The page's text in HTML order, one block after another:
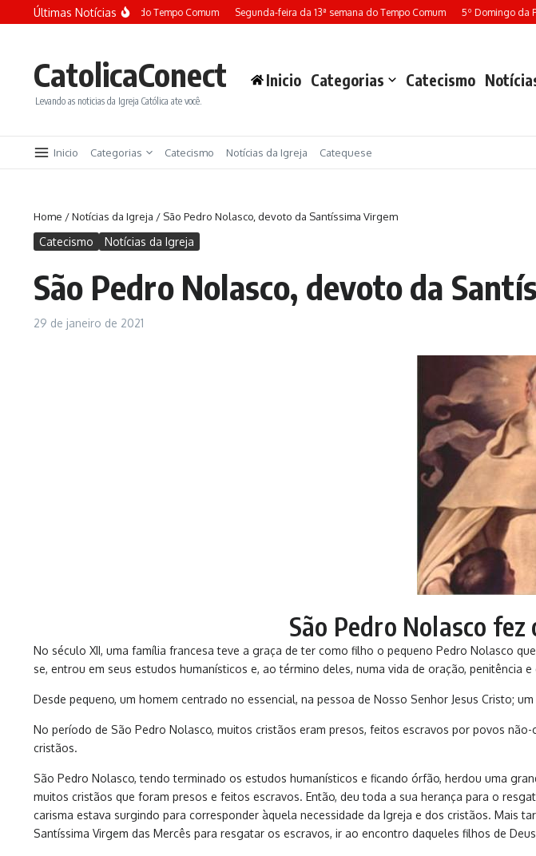
Ir para o conteúdo
Últimas Notícias
Terça-feira da 13ª semana do Tempo Comum Segunda-feira da 13ª semana do Tempo Comum 5º Domingo da
CatolicaConect
Levando as noticias da Igreja Católica ate você.
Inicio Categorias Catecismo
Inicio Categorias Catecismo Notícias da Igreja Catequese
Home /Notícias da Igreja / São Pedro Nolasco, devoto da Santíssima Virgem
Catecismo Notícias da Igreja
São Pedro Nolasco, devoto da
29 de janeiro de 2021
São Pedro Nolasco
No século XII, uma família francesa teve a graça de ter como filho o pequeno Pedro Nolasco
se, entrou em seus estudos humanísticos e, ao término deles, numa vida de oração,
Desde pequeno, um homem centrado no essencial, na pessoa de Nosso Senhor Jesus Cristo;
No período de São Pedro Nolasco, muitos cristãos eram presos, feitos escravos por povos
cristãos.
São Pedro Nolasco, tendo terminado os estudos humanísticos e ficando órfão, herdou uma
muitos cristãos que foram presos e feitos escravos. Então, deu toda a sua herança para o
carisma estava surgindo para corresponder àquela necessidade da Igreja e dos cristãos. Mais
Santíssima Virgem das Mercês para resgatar os escravos, ir ao encontro daqueles filhos de